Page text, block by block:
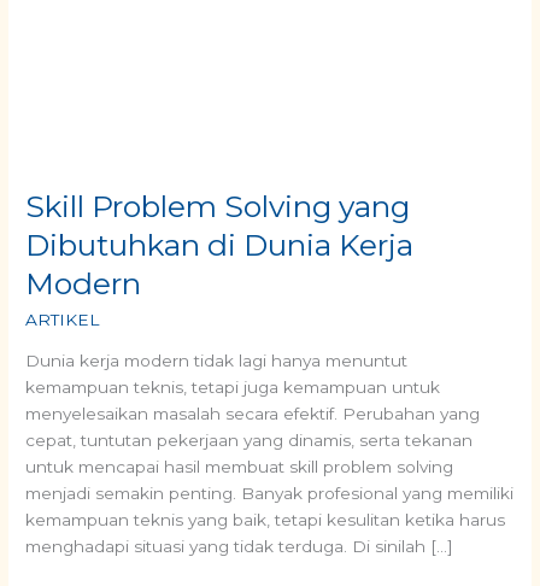
Skill Problem Solving yang
Dibutuhkan di Dunia Kerja
Modern
ARTIKEL
Dunia kerja modern tidak lagi hanya menuntut
kemampuan teknis, tetapi juga kemampuan untuk
menyelesaikan masalah secara efektif. Perubahan yang
cepat, tuntutan pekerjaan yang dinamis, serta tekanan
untuk mencapai hasil membuat skill problem solving
menjadi semakin penting. Banyak profesional yang memiliki
kemampuan teknis yang baik, tetapi kesulitan ketika harus
menghadapi situasi yang tidak terduga. Di sinilah […]